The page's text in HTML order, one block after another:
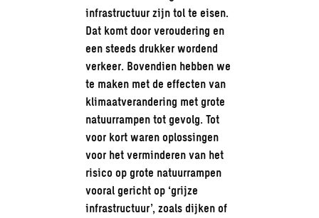
infrastructuur zijn tol te eisen.
Dat komt door veroudering en
een steeds drukker wordend
verkeer. Bovendien hebben we
te maken met de effecten van
klimaatverandering met grote
natuurrampen tot gevolg. Tot
voor kort waren oplossingen
voor het verminderen van het
risico op grote natuurrampen
vooral gericht op ‘grijze
infrastructuur’, zoals dijken of